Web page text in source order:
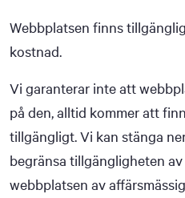
Webbplatsen finns
kostnad.
Vi garanterar inte att
på den, alltid kommer att
tillgängligt. Vi kan stänga
begränsa tillgängligheten
webbplatsen av